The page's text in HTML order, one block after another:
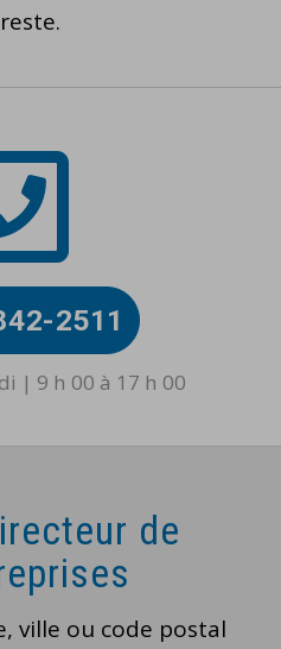
2511
| 9 h 00 à 17 h 00
de
ville ou code postal